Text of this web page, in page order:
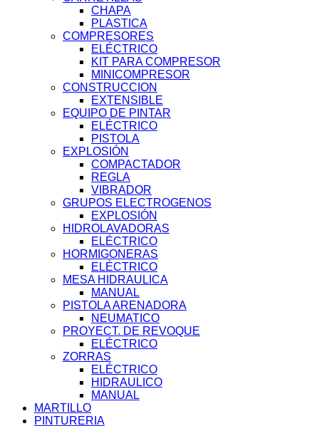
CHAPA
PLASTICA
COMPRESORES
ELÉCTRICO
KIT PARA COMPRESOR
MINICOMPRESOR
CONSTRUCCION
EXTENSIBLE
EQUIPO DE PINTAR
ELÉCTRICO
PISTOLA
EXPLOSIÓN
COMPACTADOR
REGLA
VIBRADOR
GRUPOS ELECTROGENOS
EXPLOSIÓN
HIDROLAVADORAS
ELÉCTRICO
HORMIGONERAS
ELÉCTRICO
MESA HIDRAULICA
MANUAL
PISTOLA ARENADORA
NEUMATICO
PROYECT. DE REVOQUE
ELÉCTRICO
ZORRAS
ELÉCTRICO
HIDRAULICO
MANUAL
MARTILLO
PINTURERIA